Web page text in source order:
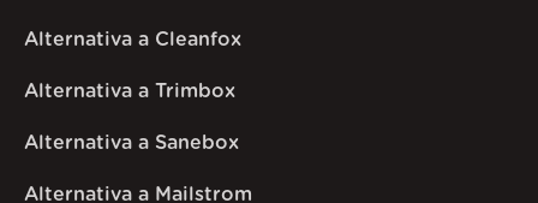
Alternativa a Cleanfox
Alternativa a Trimbox
Alternativa a Sanebox
Alternativa a Mailstrom